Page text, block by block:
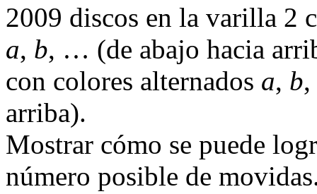
2009 discos en la varilla 2
a, b, … (de abajo hacia
con colores alternados a, b,
arriba).
Mostrar cómo se puede
número posible de